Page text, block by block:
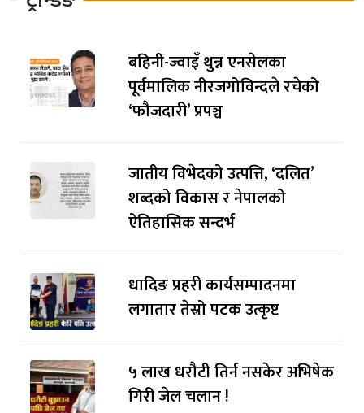
बहिनी-ज्वाइँ थुन्न एनसेलका
पूर्वमालिक नीरजगोविन्दले रचेको
‘फौजदारी’ प्रपञ्च
जातीय विभेदको उत्पत्ति, ‘दलित’
शब्दको विकास र नेपालको
ऐतिहासिक सन्दर्भ
धादिङ प्रहरी कार्यसम्पादनमा
लगातार तेस्रो पटक उत्कृष्ट
५ लाख धरौटी तिर्न नसकेर अभिषेक
गिरी जेल चलान !